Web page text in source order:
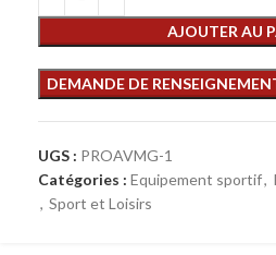
AJOUTER AU
UGS : PROAVMG-1
Catégories : Equipement sportif,
, Sport et Loisirs